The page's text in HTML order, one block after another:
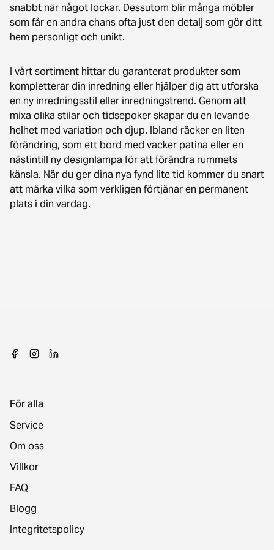
snabbt när något lockar. Dessutom blir många möbler
som får en andra chans ofta just den detalj som gör ditt
hem personligt och unikt.
I vårt sortiment hittar du garanterat produkter som
kompletterar din inredning eller hjälper dig att utforska
en ny inredningsstil eller inredningstrend. Genom att
mixa olika stilar och tidsepoker skapar du en levande
helhet med variation och djup. Ibland räcker en liten
förändring, som ett bord med vacker patina eller en
nästintill ny designlampa för att förändra rummets
känsla. När du ger dina nya fynd lite tid kommer du snart
att märka vilka som verkligen förtjänar en permanent
plats i din vardag.
För alla
Service
Om oss
Villkor
FAQ
Blogg
Integritetspolicy